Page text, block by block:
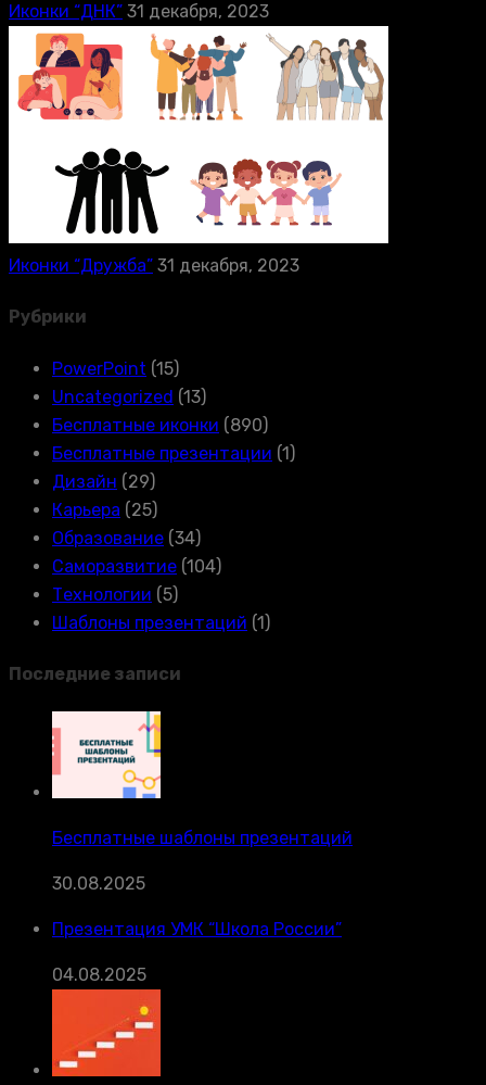
Иконки “ДНК” 31 декабря, 2023
Иконки “Дружба” 31 декабря, 2023
Рубрики
PowerPoint (15)
Uncategorized (13)
Бесплатные иконки (890)
Бесплатные презентации (1)
Дизайн (29)
Карьера (25)
Образование (34)
Саморазвитие (104)
Технологии (5)
Шаблоны презентаций (1)
Последние записи
Бесплатные шаблоны презентаций
30.08.2025
Презентация УМК “Школа России”
04.08.2025